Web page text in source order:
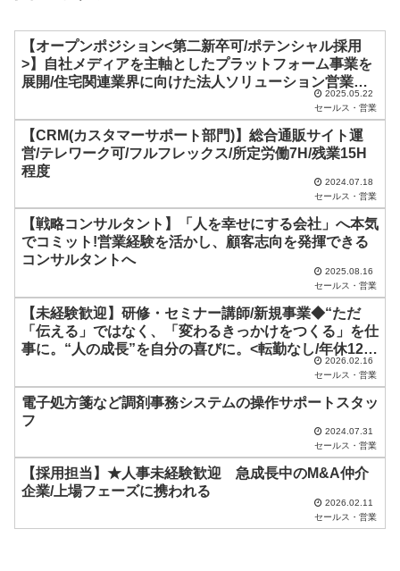
は
空
の
ま
ま
て
く
だ
い
【オープンポジション<第二新卒可/ポテンシャル採用
>】自社メディアを主軸としたプラットフォーム事業を
展開/住宅関連業界に向けた法人ソリューション営業を
お任せします!/東証上場/土日・祝休み/東京本社勤務
2025.05.22
セールス・営業
【CRM(カスタマーサポート部門)】総合通販サイト運
営/テレワーク可/フルフレックス/所定労働7H/残業15H
程度
2024.07.18
セールス・営業
【戦略コンサルタント】「人を幸せにする会社」へ本気
でコミット!営業経験を活かし、顧客志向を発揮できる
コンサルタントへ
2025.08.16
セールス・営業
【未経験歓迎】研修・セミナー講師/新規事業◆“ただ
「伝える」ではなく、「変わるきっかけをつくる」を仕
事に。“人の成長”を自分の喜びに。<転勤なし/年休128
2026.02.16
セールス・営業
電子処方箋など調剤事務システムの操作サポートスタッ
フ
2024.07.31
セールス・営業
【採用担当】★人事未経験歓迎 急成長中のM&A仲介
企業/上場フェーズに携われる
2026.02.11
セールス・営業